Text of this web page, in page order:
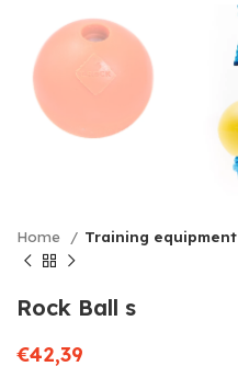
Home Training equipment
Rock Ball s
€42,39